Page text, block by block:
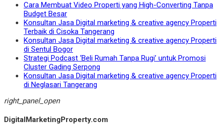
Cara Membuat Video Properti yang High-Converting Tanpa
Budget Besar
Konsultan Jasa Digital marketing & creative agency Properti
Terbaik di Cisoka Tangerang
Konsultan Jasa Digital marketing & creative agency Properti
di Sentul Bogor
Strategi Podcast ‘Beli Rumah Tanpa Rugi’ untuk Promosi
Cluster Gading Serpong
Konsultan Jasa Digital marketing & creative agency Properti
di Neglasari Tangerang
right_panel_open
DigitalMarketingProperty.com